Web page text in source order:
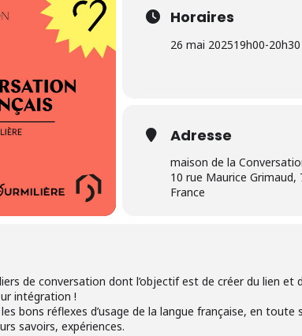
Horaires
26 mai 202519h00-20h30
Adresse
maison de la
10 rue Maurice
France
de conversation dont l’objectif est de créer du lien et
intégration !
les bons réflexes d’usage de la langue française, en
savoirs, expériences.